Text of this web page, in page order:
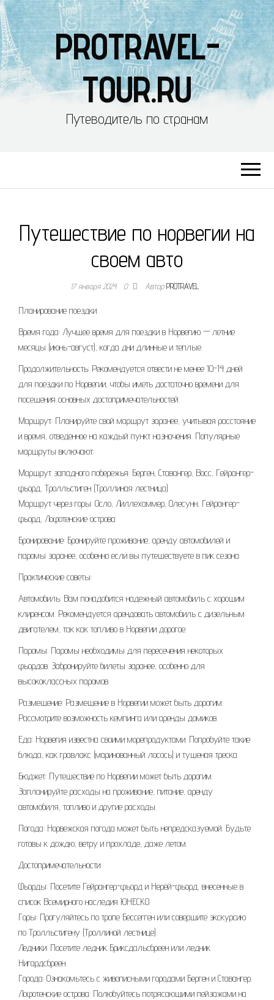
PROTRAVEL-
TOUR.RU
Путеводитель по странам
Путешествие по норвегии на
своем авто
17 января 2024 0 АвторPROTRAVEL
Планирование поездки
Время года: Лучшее время для поездки в Норвегию — летние
месяцы (июнь-август), когда дни длинные и теплые.
Продолжительность: Рекомендуется отвести не менее 10-14 дней
для поездки по Норвегии, чтобы иметь достаточно времени для
посещения основных достопримечательностей.
Маршрут: Планируйте свой маршрут заранее, учитывая расстояние
и время, отведенное на каждый пункт назначения. Популярные
маршруты включают:
Маршрут западного побережья: Берген, Ставангер, Восс, Гейрангер-
фьорд, Тролльстиген (Троллиная лестница)
Маршрут через горы: Осло, Лиллехаммер, Олесунн, Гейрангер-
фьорд, Лофотенские острова
Бронирование: Бронируйте проживание, аренду автомобилей и
паромы заранее, особенно если вы путешествуете в пик сезона.
Практические советы:
Автомобиль: Вам понадобится надежный автомобиль с хорошим
клиренсом. Рекомендуется арендовать автомобиль с дизельным
двигателем, так как топливо в Норвегии дорогое.
Паромы: Паромы необходимы для пересечения некоторых
фьордов. Забронируйте билеты заранее, особенно для
высококлассных паромов.
Размещение: Размещение в Норвегии может быть дорогим.
Рассмотрите возможность кемпинга или аренды домиков.
Еда: Норвегия известна своими морепродуктами. Попробуйте такие
блюда, как гравлакс (маринованный лосось) и тушеная треска.
Бюджет: Путешествие по Норвегии может быть дорогим.
Запланируйте расходы на проживание, питание, аренду
автомобиля, топливо и другие расходы.
Погода: Норвежская погода может быть непредсказуемой. Будьте
готовы к дождю, ветру и прохладе, даже летом.
Достопримечательности:
Фьорды: Посетите Гейрангер-фьорд и Нерёй-фьорд, внесенные в
список Всемирного наследия ЮНЕСКО.
Горы: Прогуляйтесь по тропе Бессегген или совершите экскурсию
по Тролльстигену (Троллиной лестнице).
Ледники: Посетите ледник Бриксдальсбреен или ледник
Нигардсбреен.
Города: Ознакомьтесь с живописными городами Берген и Ставангер.
Лофотенские острова: Полюбуйтесь потрясающими пейзажами на